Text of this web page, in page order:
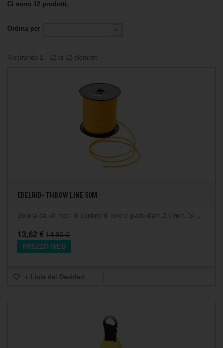
Ci sono 12 prodotti.
Ordina per --
Mostrando 1 - 12 di 12 elementi
EDELRID- THROW LINE 50M
Bobina da 50 metri di cordino di colore giallo diam.2,6 mm. Si...
13,62 € 14,80 €
PREZZO WEB
+ Lista dei Desideri